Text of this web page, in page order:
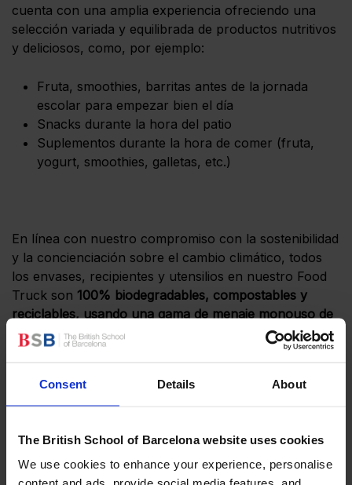
Consent Details About
The British School of Barcelona website uses cookies
We use cookies to enhance your experience, personalise
cuenta con una amplia experiencia ofreciendo una
selección variada y equilibrada de productos nutritivos
y deliciosos, como, por ejemplo:
Fruta, smoothies, barritas antes de la jornada
escolar para empezar bien el día
Snacks durante la hora del patio
Suplementos durante la hora de comer (fruta,
yogurt, smoothies, galletas, etc.)
En línea con nuestro compromiso con la sostenibilidad
y la concienciación sobre el cambio climático, todos
los envases, recipientes y utensilios en nuestro Food
Truck son 100% biodegradables, compostables y
reciclables, usando una gama de menaje monouso de
Greensourcehechos a partir de materiales
respetuosos con el medio ambiente.
Por ejemplo, los
con caña de azúcar.
¡No os perdáis la oportunidad de venir y echarle un